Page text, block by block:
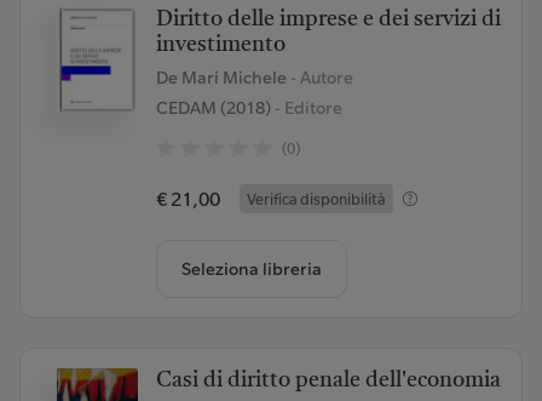
Diritto delle imprese e dei servizi di
investimento
De Mari Michele - Autore
CEDAM (2018)- Editore
(0)
€ 21,00 Verifica disponibilità
Seleziona libreria
Casi di diritto penale dell'economia